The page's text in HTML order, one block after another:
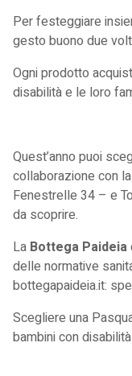
Per festeggiare
gesto buono due
Ogni prodotto
disabilità e le loro
Quest’anno puoi
collaborazione con
Fenestrelle 34 – e
da scoprire.
La Bottega Paideia
delle normative
bottegapaideia.it:
Scegliere una
bambini con